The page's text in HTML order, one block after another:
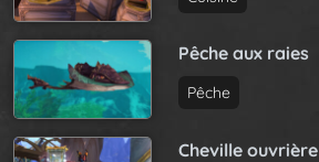
Pêche aux raies
Pêche
Cheville ouvrière